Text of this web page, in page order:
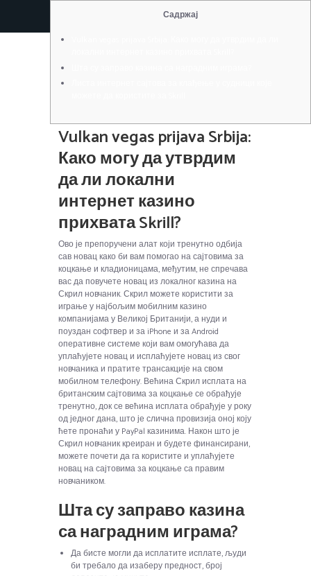
RÉSERVERСадржај
ограничена на сто фунти. Да бисте искористили
награду, уложите најмање десет фунти од свог
Vulkan vegas prijava Srbija:
Како могу да утврдим
да ли локални
интернет казино
прихвата Skrill?
Ово је препоручени алат који тренутно одбија
сав новац како би вам помогао на сајтовима за
коцкање и кладионицама, међутим, не спречава
вас да повучете новац из локалног казина на
Скрил новчаник. Скрил можете користити за
играње у најбољим мобилним казино
компанијама у Великој Британији, а нуди и
поуздан софтвер и за iPhone и за Android
оперативне системе који вам омогућава да
уплаћујете новац и исплаћујете новац из свог
новчаника и пратите трансакције на свом
мобилном телефону. Већина Скрил исплата на
британским сајтовима за коцкање се обрађује
тренутно, док се већина исплата обрађује у року
од једног дана, што је слична провизија оној коју
ћете пронаћи у PayPal казинима. Након што је
Скрил новчаник креиран и будете финансирани,
можете почети да га користите и уплаћујете
новац на сајтовима за коцкање са правим
новчаником.
Шта су заправо казина
са наградним играма?
Да бисте могли да исплатите исплате, људи
би требало да изаберу предност, број